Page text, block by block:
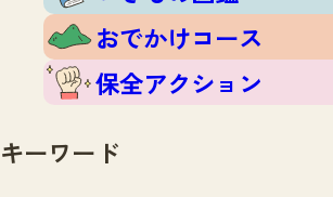
調査レポートTOP
調査結果
ふくおかいきものマップ
マッチングTOP
掲載申し込みフォーム
お問合せ
おでかけコース
保全アクション
キーワード